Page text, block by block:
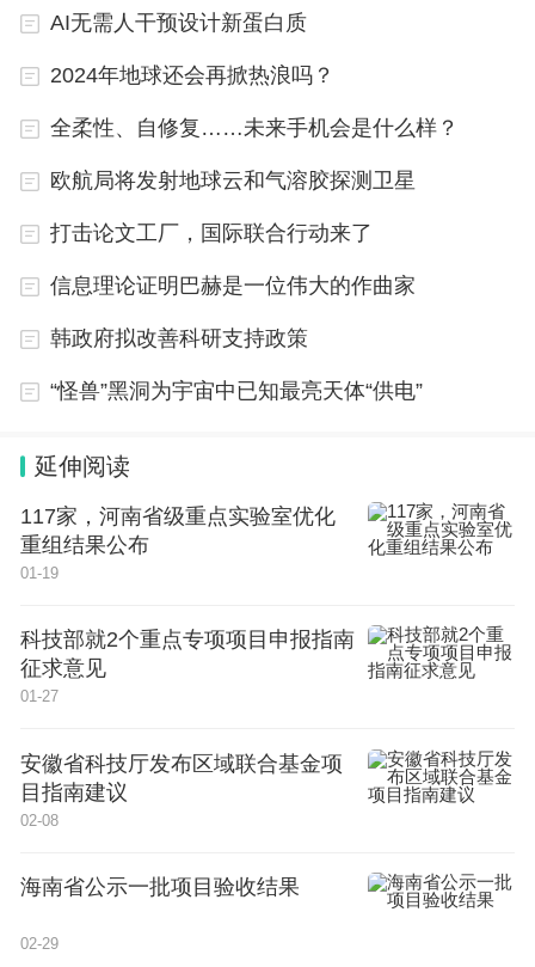
电动汽车制造商提供有关如何使锂金属技术适应实际
驾驶条件的实用见解，帮助指导未来的研究，推动锂
AI无需人干预设计新蛋白质
2024年地球还会再掀热浪吗？
全柔性、自修复……未来手机会是什么样？
欧航局将发射地球云和气溶胶探测卫星
打击论文工厂，国际联合行动来了
信息理论证明巴赫是一位伟大的作曲家
韩政府拟改善科研支持政策
“怪兽”黑洞为宇宙中已知最亮天体“供电”
延伸阅读
117家，河南省级重点实验室优化
重组结果公布
01-19
科技部就2个重点专项项目申报指南
征求意见
01-27
安徽省科技厅发布区域联合基金项
目指南建议
02-08
海南省公示一批项目验收结果
02-29